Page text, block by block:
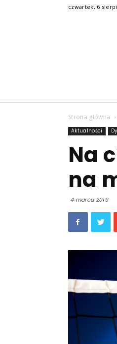
czwartek, 6
Strona główna
Aktualności
Na
na
4 marca 2019